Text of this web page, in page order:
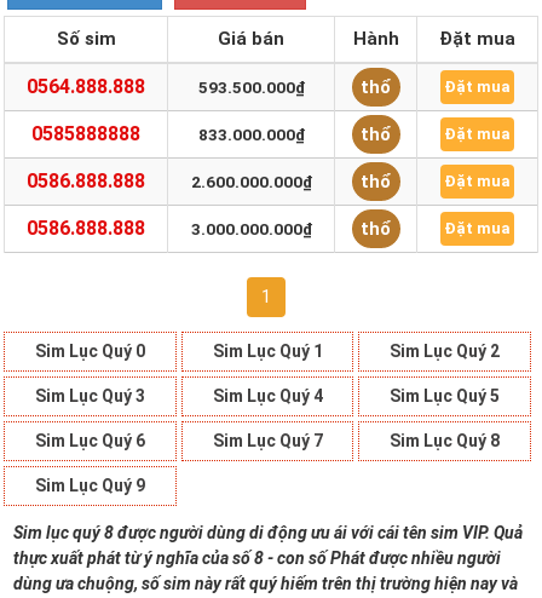
Số sim Giá bán Hành Đặt mua
0564.888.888 593.500.000₫ thổ Đặt mua
0585888888 833.000.000₫ thổ Đặt mua
0586.888.888 2.600.000.000₫ thổ Đặt mua
0586.888.888 3.000.000.000₫ thổ Đặt mua
1
Sim Lục Quý 0 Sim Lục Quý 1 Sim Lục Quý 2
Sim Lục Quý 3 Sim Lục Quý 4 Sim Lục Quý 5
Sim Lục Quý 6 Sim Lục Quý 7 Sim Lục Quý 8
Sim Lục Quý 9
Sim lục quý 8 được người dùng di động ưu ái với cái tên sim VIP. Quả
thực xuất phát từ ý nghĩa của số 8 - con số Phát được nhiều người
dùng ưa chuộng, số sim này rất quý hiếm trên thị trường hiện nay và